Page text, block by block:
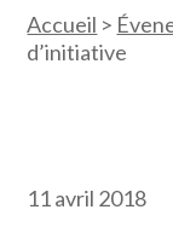
Accueil >
d’initiative
11 avril 2018